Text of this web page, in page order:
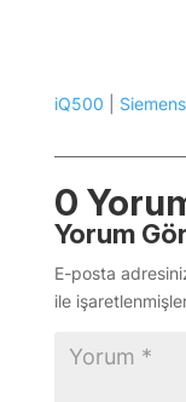
iQ500
0
Yorum
E-posta
ile